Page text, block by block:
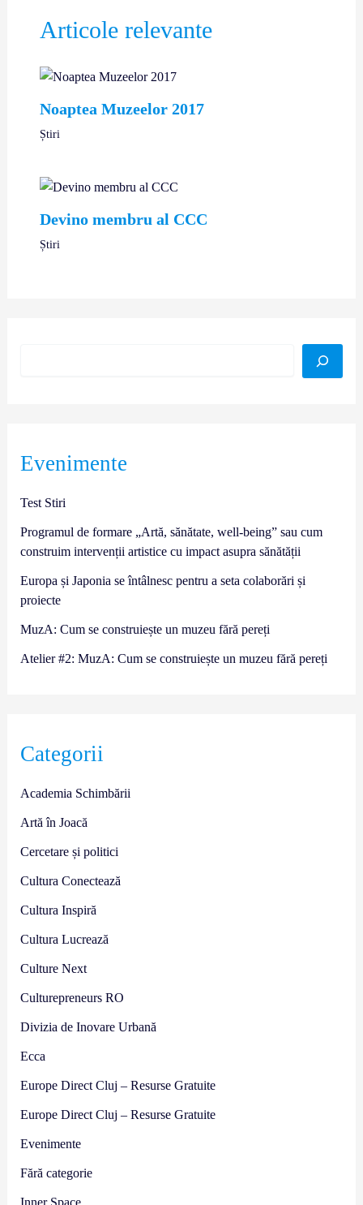
Articole relevante
Noaptea Muzeelor 2017
Știri
Devino membru al CCC
Știri
Evenimente
Test Stiri
Programul de formare „Artă, sănătate, well-being” sau cum
construim intervenții artistice cu impact asupra sănătății
Europa și Japonia se întâlnesc pentru a seta colaborări și
proiecte
MuzA: Cum se construiește un muzeu fără pereți
Atelier #2: MuzA: Cum se construiește un muzeu fără pereți
Categorii
Academia Schimbării
Artă în Joacă
Cercetare și politici
Cultura Conectează
Cultura Inspiră
Cultura Lucrează
Culture Next
Culturepreneurs RO
Divizia de Inovare Urbană
Ecca
Europe Direct Cluj – Resurse Gratuite
Europe Direct Cluj – Resurse Gratuite
Evenimente
Fără categorie